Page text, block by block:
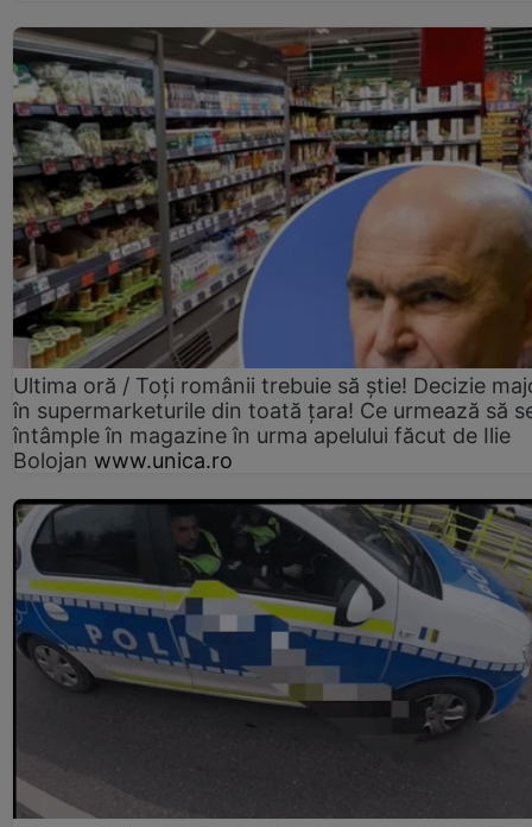
Ultima oră / Toți românii trebuie să știe! Decizie
în supermarketurile din toată țara! Ce urmează să
întâmple în magazine în urma apelului făcut de Ilie
Bolojan www.unica.ro